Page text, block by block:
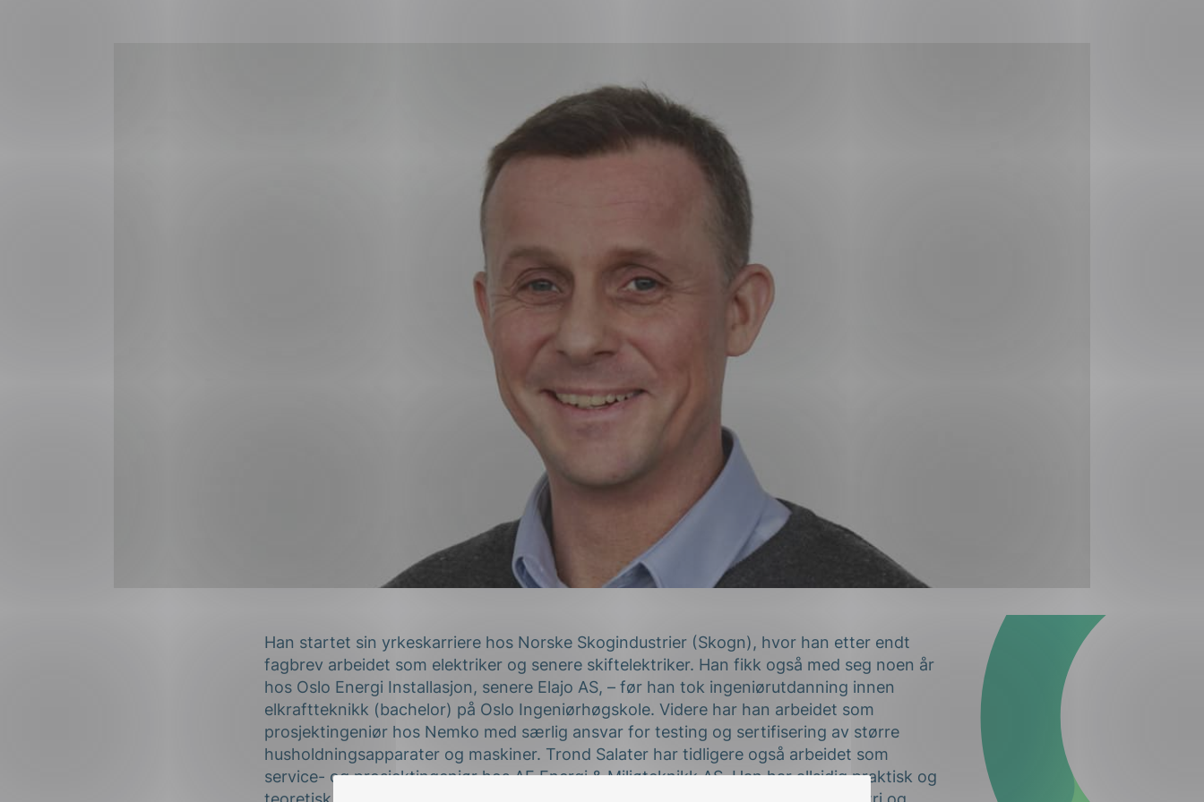
Han startet sin yrkeskarriere hos Norske Skogindustrier (Skogn), hvor han etter endt
fagbrev arbeidet som elektriker og senere skiftelektriker. Han fikk også med seg noen år
hos Oslo Energi Installasjon, senere Elajo AS, – før han tok ingeniørutdanning innen
elkraftteknikk (bachelor) på Oslo Ingeniørhøgskole. Videre har han arbeidet som
prosjektingeniør hos Nemko med særlig ansvar for testing og sertifisering av større
husholdningsapparater og maskiner. Trond Salater har tidligere også arbeidet som
service- og prosjektingeniør hos AF Energi & Miljøteknikk AS. Han har allsidig praktisk og